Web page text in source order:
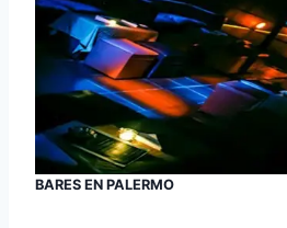
BARES EN PALERMO